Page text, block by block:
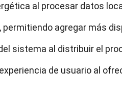
al procesar datos
permitiendo agregar más
sistema al distribuir el
de usuario al